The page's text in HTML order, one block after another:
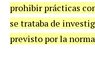
prohibir prácticas
se trataba de
previsto por la